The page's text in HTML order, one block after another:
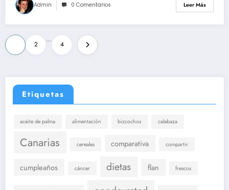
Admin 0 Comentarios Leer Más
Paginación
de
entradas
2
…
4
Etiquetas
aceite de palma alimentación bizcochos calabaza
Canarias cereales comparativa compartir
cumpleaños cáncer dietas flan frescos